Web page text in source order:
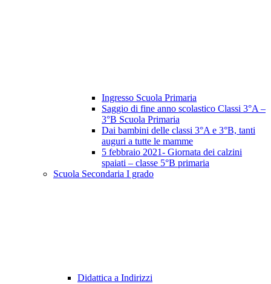
Ingresso Scuola Primaria
Saggio di fine anno scolastico Classi 3°A –
3°B Scuola Primaria
Dai bambini delle classi 3°A e 3°B, tanti
auguri a tutte le mamme
5 febbraio 2021- Giornata dei calzini
spaiati – classe 5°B primaria
Scuola Secondaria I grado
Didattica a Indirizzi